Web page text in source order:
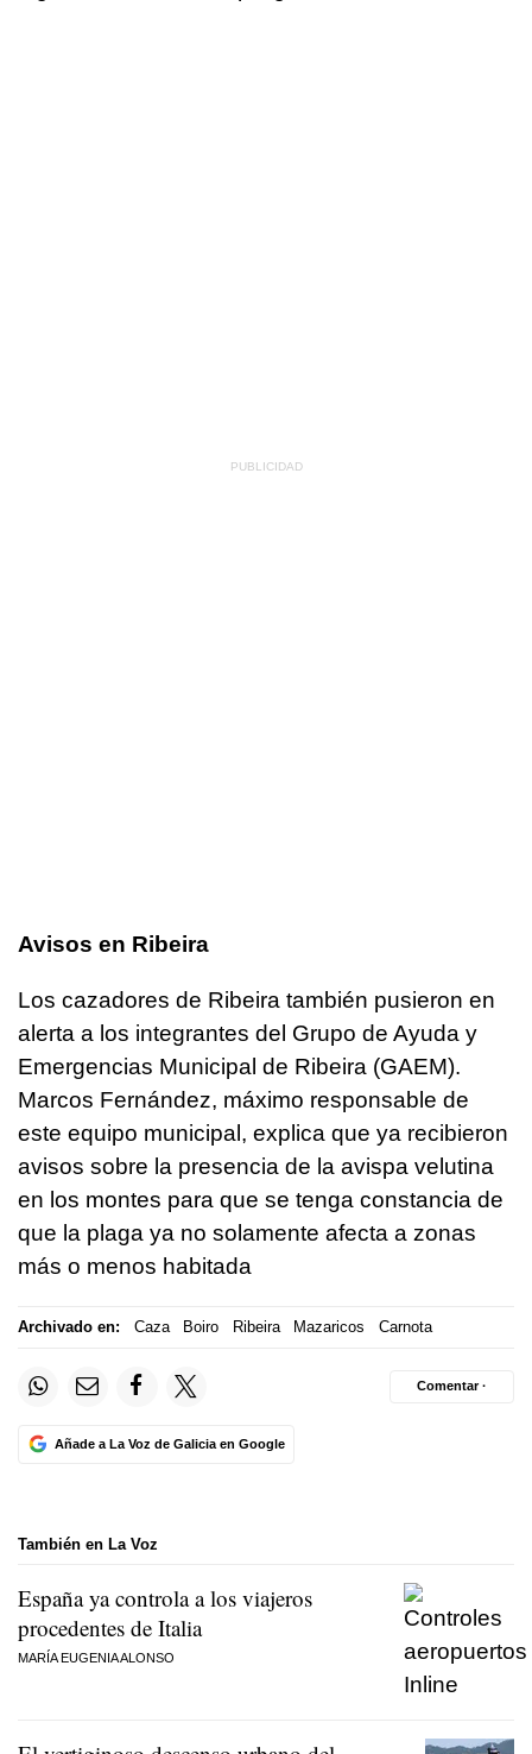
Avisos en Ribeira
Los cazadores de Ribeira también pusieron en
alerta a los integrantes del Grupo de Ayuda y
Emergencias Municipal de Ribeira (GAEM).
Marcos Fernández, máximo responsable de
este equipo municipal, explica que ya recibieron
avisos sobre la presencia de la avispa velutina
en los montes para que se tenga constancia de
que la plaga ya no solamente afecta a zonas
más o menos habitada
Archivado en: Caza Boiro Ribeira Mazaricos Carnota
Añade a La Voz de Galicia en Google
Comentar ·
También en La Voz
España ya controla a los viajeros
procedentes de Italia
MARÍA EUGENIA ALONSO